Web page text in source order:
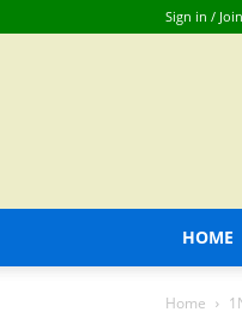
Sign in / Join
HOME
Home